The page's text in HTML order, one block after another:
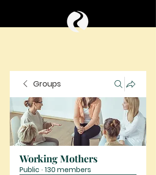
Groups
Working Mothers
Public · 130 members